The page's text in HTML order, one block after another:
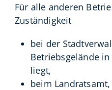
Für alle anderen
Zuständigkeit
bei der
Betriebsgelände
liegt,
beim